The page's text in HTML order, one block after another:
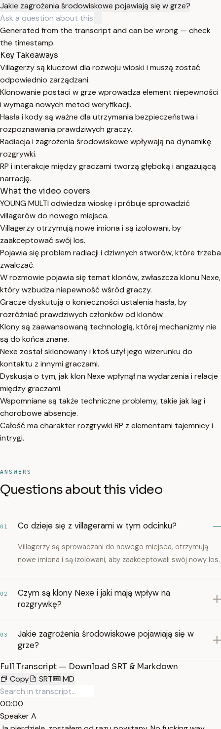
Jakie zagrożenia środowiskowe pojawiają się w grze?
Generated from the transcript and can be wrong — check
the timestamp.
Key Takeaways
Villagerzy są kluczowi dla rozwoju wioski i muszą zostać
odpowiednio zarządzani.
Klonowanie postaci w grze wprowadza element niepewności
i wymaga nowych metod weryfikacji.
Hasła i kody są ważne dla utrzymania bezpieczeństwa i
rozpoznawania prawdziwych graczy.
Radiacja i zagrożenia środowiskowe wpływają na dynamikę
rozgrywki.
RP i interakcje między graczami tworzą głęboką i angażującą
narrację.
What the video covers
YOUNG MULTI odwiedza wioskę i próbuje sprowadzić
villagerów do nowego miejsca.
Villagerzy otrzymują nowe imiona i są izolowani, by
zaakceptować swój los.
Pojawia się problem radiacji i dziwnych stworów, które trzeba
zwalczać.
W rozmowie pojawia się temat klonów, zwłaszcza klonu Nexe,
który wzbudza niepewność wśród graczy.
Gracze dyskutują o konieczności ustalenia hasła, by
rozróżniać prawdziwych członków od klonów.
Klony są zaawansowaną technologią, której mechanizmy nie
są do końca znane.
Nexe został sklonowany i ktoś użył jego wizerunku do
kontaktu z innymi graczami.
Dyskusja o tym, jak klon Nexe wpłynął na wydarzenia i relacje
między graczami.
Wspomniane są także techniczne problemy, takie jak lag i
chorobowe absencje.
Całość ma charakter rozgrywki RP z elementami tajemnicy i
intrygi.
ANSWERS
Questions about this video
01 Co dzieje się z villagerami w tym odcinku?
Villagerzy są sprowadzani do nowego miejsca, otrzymują
nowe imiona i są izolowani, aby zaakceptowali swój nowy los.
02
Czym są klony Nexe i jaki mają wpływ na
rozgrywkę?
03
Jakie zagrożenia środowiskowe pojawiają się w
grze?
Full Transcript — Download SRT & Markdown
Copy
SRT MD
00:00
Speaker A